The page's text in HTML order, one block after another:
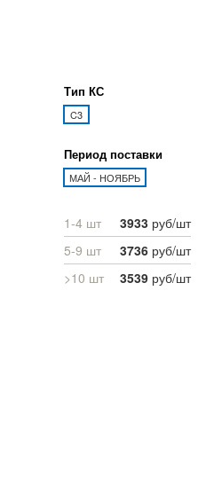
Тип КС
C3
Период поставки
МАЙ - НОЯБРЬ
1-4 шт 3933 руб/шт
5-9 шт
3736 руб/шт
>10 шт
3539 руб/шт